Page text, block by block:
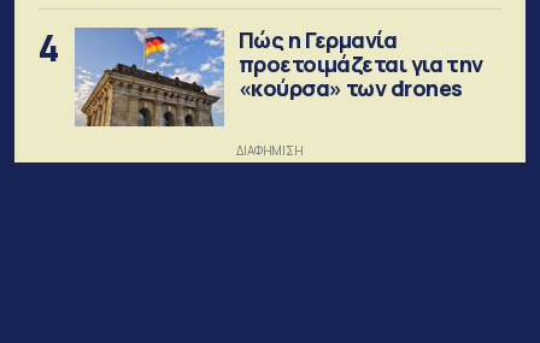
4
Πώς η Γερμανία
προετοιμάζεται για την
«κούρσα» των drones